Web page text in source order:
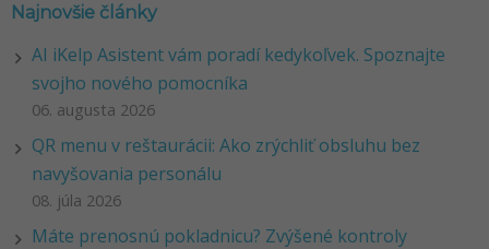
Najnovšie články
AI iKelp Asistent vám poradí kedykoľvek. Spoznajte
svojho nového pomocníka
06. augusta 2026
QR menu v reštaurácii: Ako zrýchliť obsluhu bez
navyšovania personálu
08. júla 2026
Máte prenosnú pokladnicu? Zvýšené kontroly